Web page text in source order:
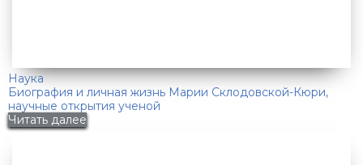
Наука
Биография и личная жизнь Марии Склодовской-Кюри,
научные открытия ученой
Читать далее